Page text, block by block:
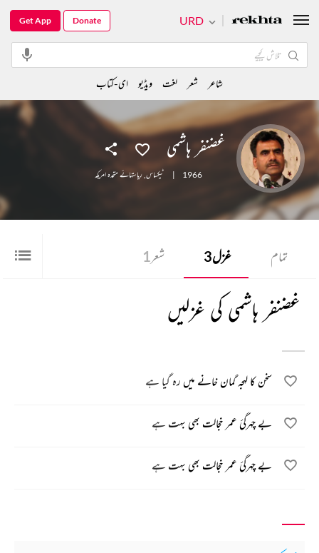
غضنفر ہاشمی
1966
| ٹیکساس, ریاستہائے متحدہ امریکہ
تمام غزل3 شعر1
غضنفر ہاشمی کی غزلیں
سخن کا لہجہ گمان خانے میں رہ گیا ہے
بے چہرگیٔ عمر خجالت بھی بہت ہے
بے چہرگیٔ عمر خجالت بھی بہت ہے
URD
Get App Donate
شاعر شعر لغت ویڈیو ای-کتاب